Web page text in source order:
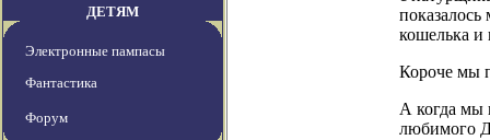
ДЕТЯМ
Электронные пампасы
Фантастика
Форум
кошелька и
Короче мы
А когда мы
любимого